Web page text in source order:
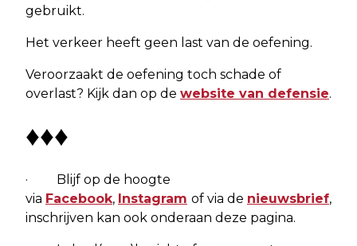
gebruikt.
Het verkeer heeft geen last van de oefening.
Veroorzaakt de oefening toch schade of
overlast? Kijk dan op de website van defensie.
♦♦♦
· Blijf op de hoogte
via Facebook, Instagram of via de nieuwsbrief,
inschrijven kan ook onderaan deze pagina.